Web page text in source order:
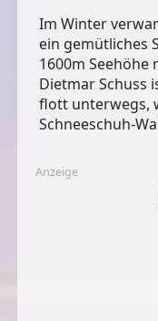
Im Winter
ein gemütliches
1600m Seehöhe
Dietmar Schuss
flott unterwegs,
Schneeschuh-
Anzeige